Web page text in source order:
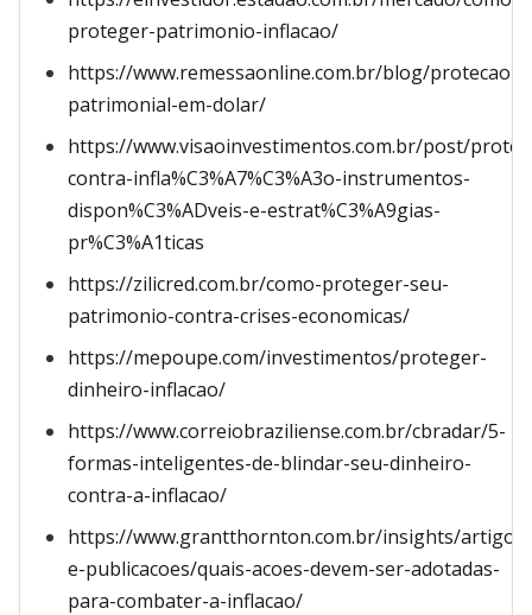
proteger-patrimonio-inflacao/
https://www.remessaonline.com.br/blog/protecao-
patrimonial-em-dolar/
https://www.visaoinvestimentos.com.br/post/
contra-infla%C3%A7%C3%A3o-instrumentos-
dispon%C3%ADveis-e-estrat%C3%A9gias-
pr%C3%A1ticas
https://zilicred.com.br/como-proteger-seu-
patrimonio-contra-crises-economicas/
https://mepoupe.com/investimentos/proteger-
dinheiro-inflacao/
https://www.correiobraziliense.com.br/cbradar/5-
formas-inteligentes-de-blindar-seu-dinheiro-
contra-a-inflacao/
https://www.grantthornton.com.br/insights/artigos-
e-publicacoes/quais-acoes-devem-ser-adotadas-
para-combater-a-inflacao/